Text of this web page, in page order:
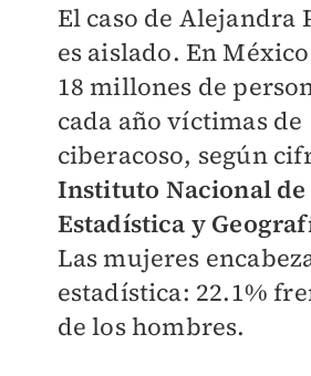
El caso de Alejandra
es aislado. En
18 millones de
cada año víctimas de
ciberacoso, según
Instituto Nacional de
Estadística y
Las mujeres
estadística: 22.1%
de los hombres.